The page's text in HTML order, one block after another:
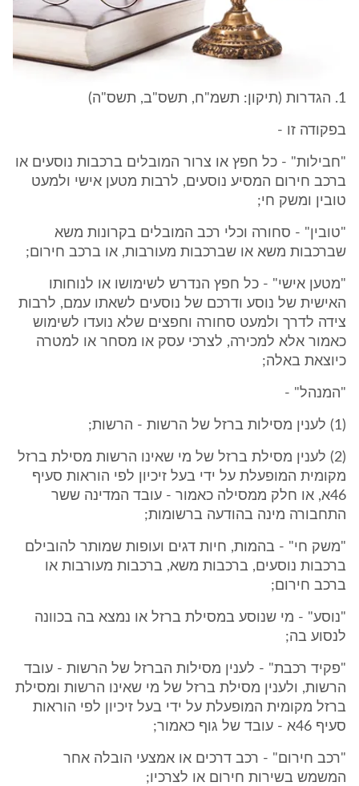
1. הגדרות (תיקון: תשמ"ח, תשס"ב, תשס"ה)
בפקודה זו -
"חבילות" - כל חפץ או צרור המובלים ברכבות נוסעים או
ברכב חירום המסיע נוסעים, לרבות מטען אישי ולמעט
טובין ומשק חי;
"טובין" - סחורה וכלי רכב המובלים בקרונות משא
שברכבות משא או שברכבות מעורבות, או ברכב חירום;
"מטען אישי" - כל חפץ הנדרש לשימושו או לנוחותו
האישית של נוסע ודרכם של נוסעים לשאתו עמם, לרבות
צידה לדרך ולמעט סחורה וחפצים שלא נועדו לשימוש
כאמור אלא למכירה, לצרכי עסק או מסחר או למטרה
כיוצאת באלה;
"המנהל" -
(1) לענין מסילות ברזל של הרשות - הרשות;
(2) לענין מסילת ברזל של מי שאינו הרשות מסילת ברזל
מקומית המופעלת על ידי בעל זיכיון לפי הוראות סעיף
46א, או חלק ממסילה כאמור - עובד המדינה ששר
התחבורה מינה בהודעה ברשומות;
"משק חי" - בהמות, חיות דגים ועופות שמותר להובילם
ברכבות נוסעים, ברכבות משא, ברכבות מעורבות או
ברכב חירום;
"נוסע" - מי שנוסע במסילת ברזל או נמצא בה בכוונה
לנסוע בה;
"פקיד רכבת" - לענין מסילות הברזל של הרשות - עובד
הרשות, ולענין מסילת ברזל של מי שאינו הרשות ומסילת
ברזל מקומית המופעלת על ידי בעל זיכיון לפי הוראות
סעיף 46א - עובד של גוף כאמור;
"רכב חירום" - רכב דרכים או אמצעי הובלה אחר
המשמש בשירות חירום או לצרכיו;